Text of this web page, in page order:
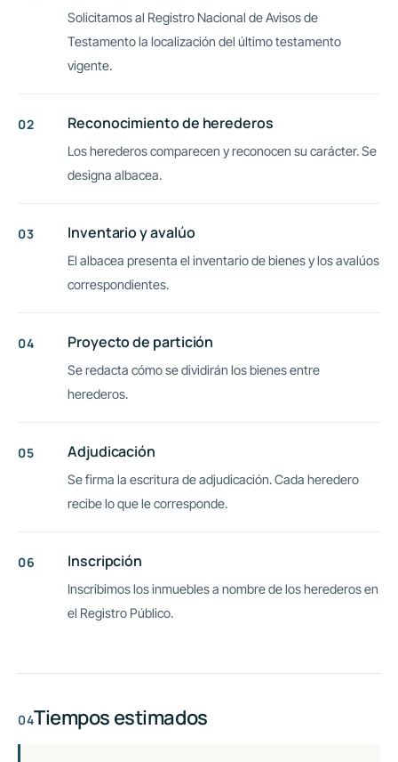
Solicitamos al Registro Nacional de Avisos de
Testamento la localización del último testamento
vigente.
Reconocimiento de herederos
Los herederos comparecen y reconocen su carácter. Se
designa albacea.
Inventario y avalúo
El albacea presenta el inventario de bienes y los avalúos
correspondientes.
Proyecto de partición
Se redacta cómo se dividirán los bienes entre
herederos.
Adjudicación
Se firma la escritura de adjudicación. Cada heredero
recibe lo que le corresponde.
Inscripción
Inscribimos los inmuebles a nombre de los herederos en
el Registro Público.
Tiempos estimados